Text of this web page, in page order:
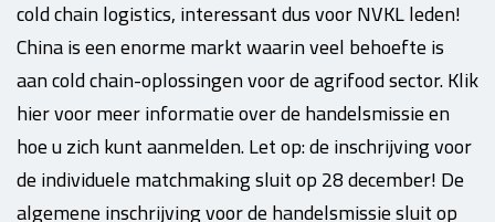
cold chain logistics, interessant dus voor NVKL leden!
China is een enorme markt waarin veel behoefte is
aan cold chain-oplossingen voor de agrifood sector. Klik
hier voor meer informatie over de handelsmissie en
hoe u zich kunt aanmelden. Let op: de inschrijving voor
de individuele matchmaking sluit op 28 december! De
algemene inschrijving voor de handelsmissie sluit op